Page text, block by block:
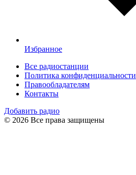
Избранное
Все радиостанции
Политика конфиденциальности
Правообладателям
Контакты
Добавить радио
© 2026 Все права защищены